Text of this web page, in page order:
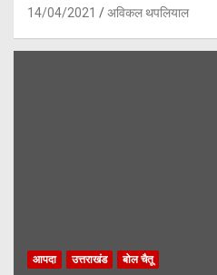
14/04/2021 अविकल थपलियाल
आपदा उत्तराखंड बोल चैतू